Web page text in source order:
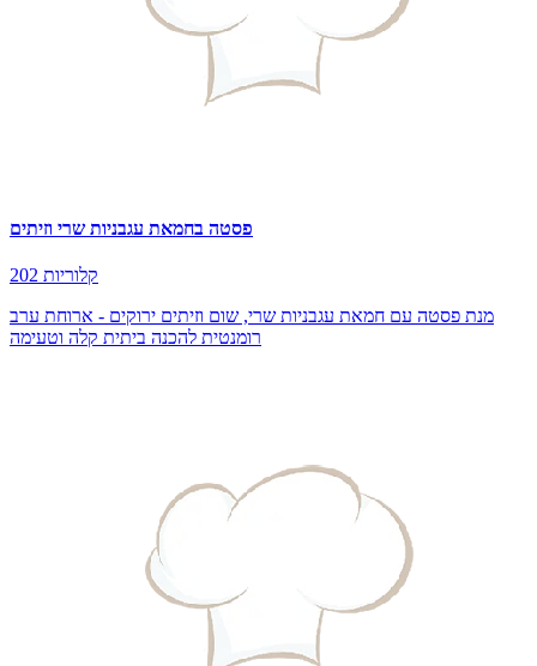
פסטה בחמאת עגבניות שרי וזיתים
202 קלוריות
מנת פסטה עם חמאת עגבניות שרי, שום וזיתים ירוקים - ארוחת ערב
רומנטית להכנה ביתית קלה וטעימה